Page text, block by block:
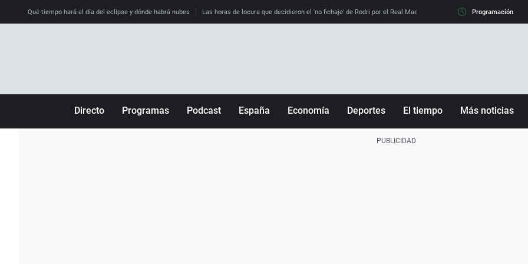
Qué tiempo hará el día del eclipse y dónde habrá nubes Las horas de locura que decidieron el 'no fichaje' de Rodri por el Real Madrid y su 'sí' al Barça La llamada
Programación
Directo Programas Podcast España Economía Deportes El tiempo Más noticias